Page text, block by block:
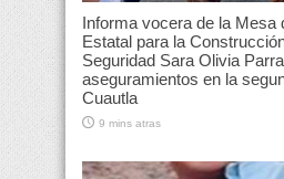
Informa vocera de la Mesa
Estatal para la
Seguridad Sara Olivia
aseguramientos en la
Cuautla
9 mins atras